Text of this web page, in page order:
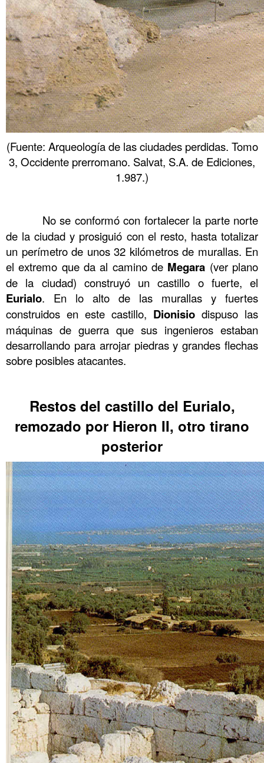
(Fuente: Arqueología de las ciudades perdidas. Tomo
3, Occidente prerromano. Salvat, S.A. de Ediciones,
1.987.)
No se conformó con fortalecer la parte norte
de la ciudad y prosiguió con el resto, hasta totalizar
un perímetro de unos 32 kilómetros de murallas. En
el extremo que da al camino de Megara (ver plano
de la ciudad) construyó un castillo o fuerte, el
Eurialo. En lo alto de las murallas y fuertes
construidos en este castillo, Dionisio dispuso las
máquinas de guerra que sus ingenieros estaban
desarrollando para arrojar piedras y grandes flechas
sobre posibles atacantes.
Restos del castillo del Eurialo,
remozado por Hieron II, otro tirano
posterior